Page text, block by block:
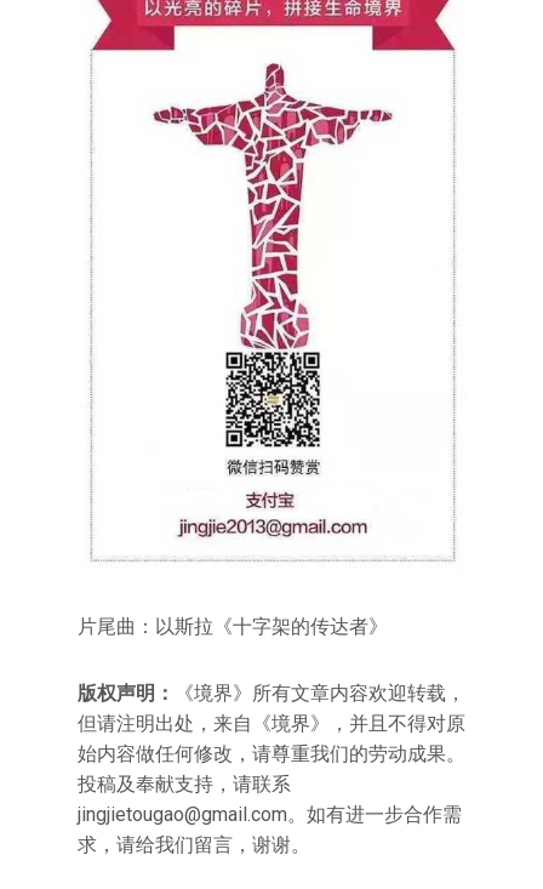
片尾曲：以斯拉《十字架的传达者》
版权声明：
《境界》所有文章内容欢迎转载，
但请注明出处，来自《境界》，并且不得对原
始内容做任何修改，请尊重我们的劳动成果。
投稿及奉献支持，请联系
jingjietougao@gmail.com。如有进一步合作需
求，请给我们留言，谢谢。